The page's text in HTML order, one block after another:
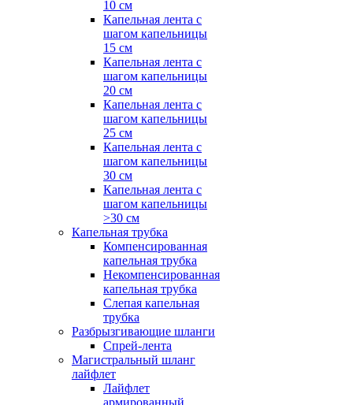
10 см
Капельная лента с
шагом капельницы
15 см
Капельная лента с
шагом капельницы
20 см
Капельная лента с
шагом капельницы
25 см
Капельная лента с
шагом капельницы
30 см
Капельная лента с
шагом капельницы
>30 см
Капельная трубка
Компенсированная
капельная трубка
Некомпенсированная
капельная трубка
Слепая капельная
трубка
Разбрызгивающие шланги
Спрей-лента
Магистральный шланг
лайфлет
Лайфлет
армированный